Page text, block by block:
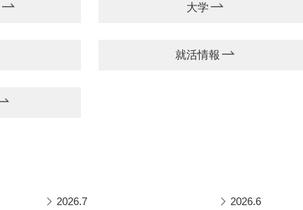
大学
就活情報
2026.7 2026.6